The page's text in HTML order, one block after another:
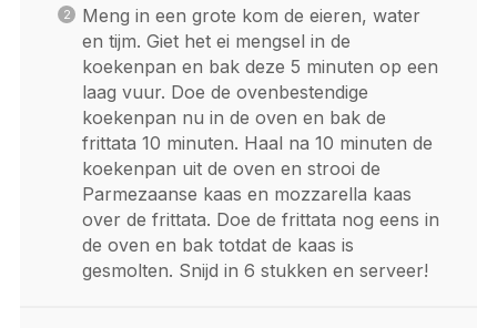
Meng in een grote kom de eieren, water
en tijm. Giet het ei mengsel in de
koekenpan en bak deze 5 minuten op een
laag vuur. Doe de ovenbestendige
koekenpan nu in de oven en bak de
frittata 10 minuten. Haal na 10 minuten de
koekenpan uit de oven en strooi de
Parmezaanse kaas en mozzarella kaas
over de frittata. Doe de frittata nog eens in
de oven en bak totdat de kaas is
gesmolten. Snijd in 6 stukken en serveer!